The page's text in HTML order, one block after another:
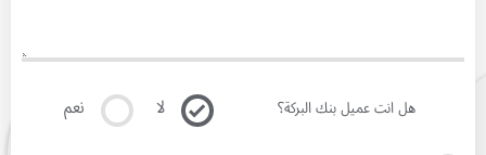
هل انت عميل بنك البركة؟ لا نعم